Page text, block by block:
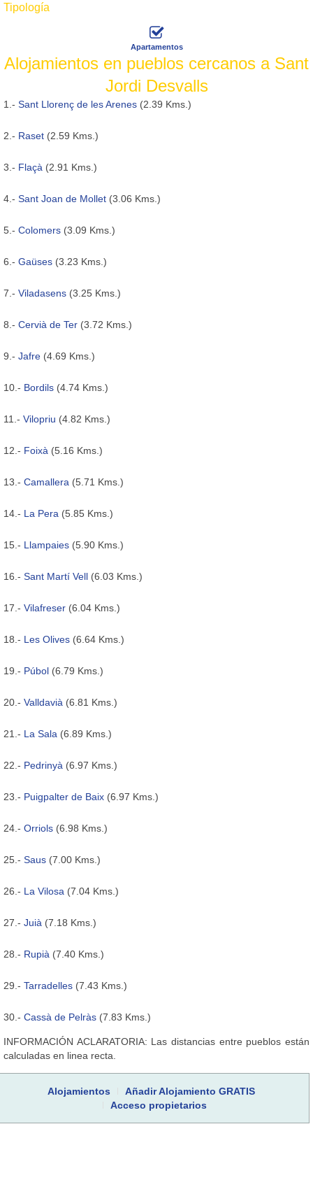
Tipología
Apartamentos
Alojamientos en pueblos cercanos a Sant
Jordi Desvalls
1.- Sant Llorenç de les Arenes (2.39 Kms.)
2.- Raset (2.59 Kms.)
3.- Flaçà (2.91 Kms.)
4.- Sant Joan de Mollet (3.06 Kms.)
5.- Colomers (3.09 Kms.)
6.- Gaüses (3.23 Kms.)
7.- Viladasens (3.25 Kms.)
8.- Cervià de Ter (3.72 Kms.)
9.- Jafre (4.69 Kms.)
10.- Bordils (4.74 Kms.)
11.- Vilopriu (4.82 Kms.)
12.- Foixà (5.16 Kms.)
13.- Camallera (5.71 Kms.)
14.- La Pera (5.85 Kms.)
15.- Llampaies (5.90 Kms.)
16.- Sant Martí Vell (6.03 Kms.)
17.- Vilafreser (6.04 Kms.)
18.- Les Olives (6.64 Kms.)
19.- Púbol (6.79 Kms.)
20.- Valldavià (6.81 Kms.)
21.- La Sala (6.89 Kms.)
22.- Pedrinyà (6.97 Kms.)
23.- Puigpalter de Baix (6.97 Kms.)
24.- Orriols (6.98 Kms.)
25.- Saus (7.00 Kms.)
26.- La Vilosa (7.04 Kms.)
27.- Juià (7.18 Kms.)
28.- Rupià (7.40 Kms.)
29.- Tarradelles (7.43 Kms.)
30.- Cassà de Pelràs (7.83 Kms.)
INFORMACIÓN ACLARATORIA: Las distancias entre pueblos están
calculadas en linea recta.
Alojamientos
Añadir Alojamiento GRATIS
Acceso propietarios